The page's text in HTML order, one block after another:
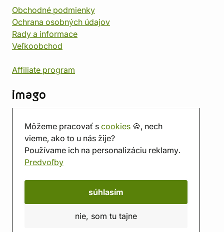
Môžeme pracovať s cookies 🍪, nech
vieme, ako to u nás žije?
Používame ich na personalizáciu reklamy.
Predvoľby
súhlasím
nie, som tu tajne
Obchodné podmienky
Ochrana osobných údajov
Rady a informace
Veľkoobchod
Affiliate program
imago
Predajňa
Herňa
O nás
Hodnotenie obchodu